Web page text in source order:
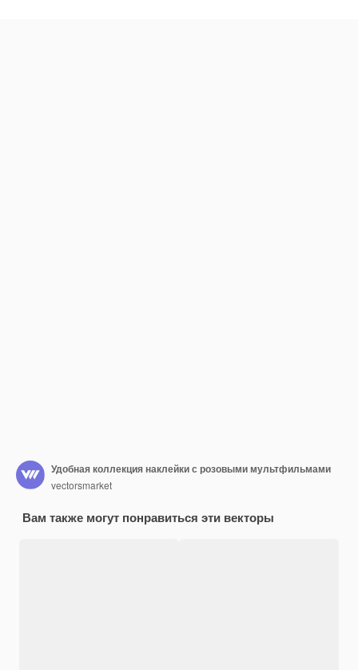
Удобная коллекция наклейки с розовыми мультфильмами
vectorsmarket
Вам также могут понравиться эти векторы